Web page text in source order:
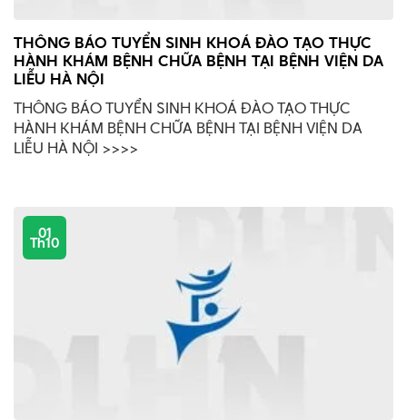
THÔNG BÁO TUYỂN SINH KHOÁ ĐÀO TẠO THỰC
HÀNH KHÁM BỆNH CHỮA BỆNH TẠI BỆNH VIỆN DA
LIỄU HÀ NỘI
THÔNG BÁO TUYỂN SINH KHOÁ ĐÀO TẠO THỰC
HÀNH KHÁM BỆNH CHỮA BỆNH TẠI BỆNH VIỆN DA
LIỄU HÀ NỘI >>>>
01
Th10